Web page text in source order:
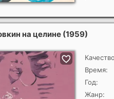
на целине (1959)
Время:
Год:
Жанр: